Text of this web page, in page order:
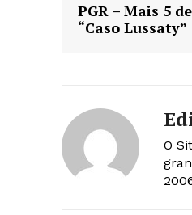
PGR – Mais 5
“Caso Lussaty”
O